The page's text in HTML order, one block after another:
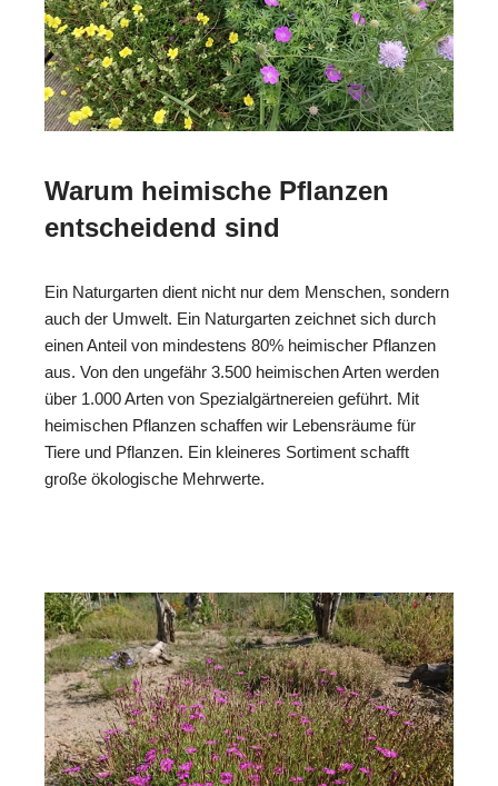
Warum heimische Pflanzen
entscheidend sind
Ein Naturgarten dient nicht nur dem Menschen, sondern
auch der Umwelt. Ein Naturgarten zeichnet sich durch
einen Anteil von mindestens 80% heimischer Pflanzen
aus. Von den ungefähr 3.500 heimischen Arten werden
über 1.000 Arten von Spezialgärtnereien geführt. Mit
heimischen Pflanzen schaffen wir Lebensräume für
Tiere und Pflanzen. Ein kleineres Sortiment schafft
große ökologische Mehrwerte.